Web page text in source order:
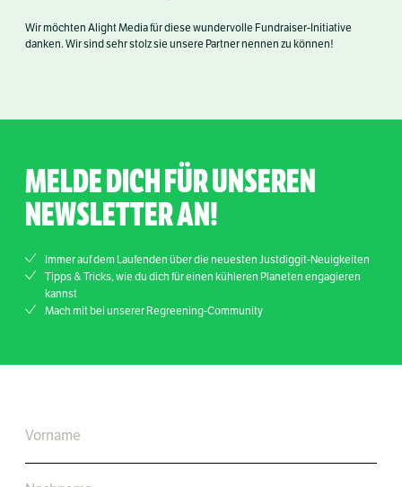
Wir möchten Alight Media für diese wundervolle Fundraiser-Initiative
danken. Wir sind sehr stolz sie unsere Partner nennen zu können!
MELDE DICH FÜR UNSEREN
NEWSLETTER AN!
Immer auf dem Laufenden über die neuesten Justdiggit-Neuigkeiten
Tipps & Tricks, wie du dich für einen kühleren Planeten engagieren
kannst
Mach mit bei unserer Regreening-Community